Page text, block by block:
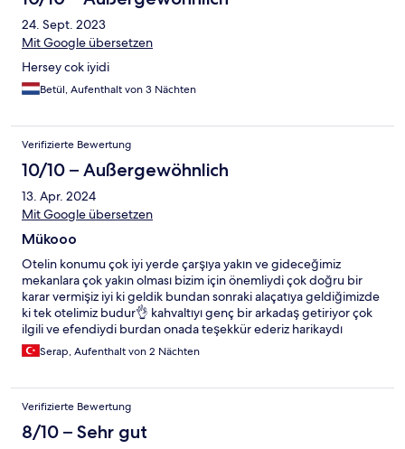
24. Sept. 2023
Mit Google übersetzen
Hersey cok iyidi
Betül, Aufenthalt von 3 Nächten
Verifizierte Bewertung
10/10 – Außergewöhnlich
13. Apr. 2024
Mit Google übersetzen
Mükooo
Otelin konumu çok iyi yerde çarşıya yakın ve gideceğimiz
mekanlara çok yakın olması bizim için önemliydi çok doğru bir
karar vermişiz iyi ki geldik bundan sonraki alaçatıya geldiğimizde
ki tek otelimiz budur👌 kahvaltıyı genç bir arkadaş getiriyor çok
ilgili ve efendiydi burdan onada teşekkür ederiz harikaydı
Serap, Aufenthalt von 2 Nächten
Verifizierte Bewertung
8/10 – Sehr gut